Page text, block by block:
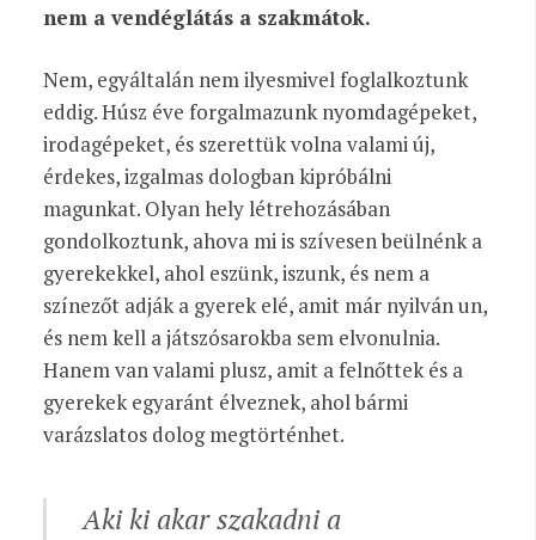
nem a vendéglátás a szakmátok.
Nem, egyáltalán nem ilyesmivel foglalkoztunk
eddig. Húsz éve forgalmazunk nyomdagépeket,
irodagépeket, és szerettük volna valami új,
érdekes, izgalmas dologban kipróbálni
magunkat. Olyan hely létrehozásában
gondolkoztunk, ahova mi is szívesen beülnénk a
gyerekekkel, ahol eszünk, iszunk, és nem a
színezőt adják a gyerek elé, amit már nyilván un,
és nem kell a játszósarokba sem elvonulnia.
Hanem van valami plusz, amit a felnőttek és a
gyerekek egyaránt élveznek, ahol bármi
varázslatos dolog megtörténhet.
Aki ki akar szakadni a